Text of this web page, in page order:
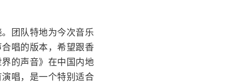
团队特地为今次音乐
唱的版本，希望跟香
的声音》在中国内地
唱，是一个特别适合